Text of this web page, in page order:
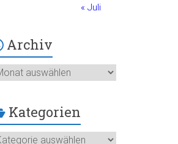
« Juli
Archiv
Kategorien